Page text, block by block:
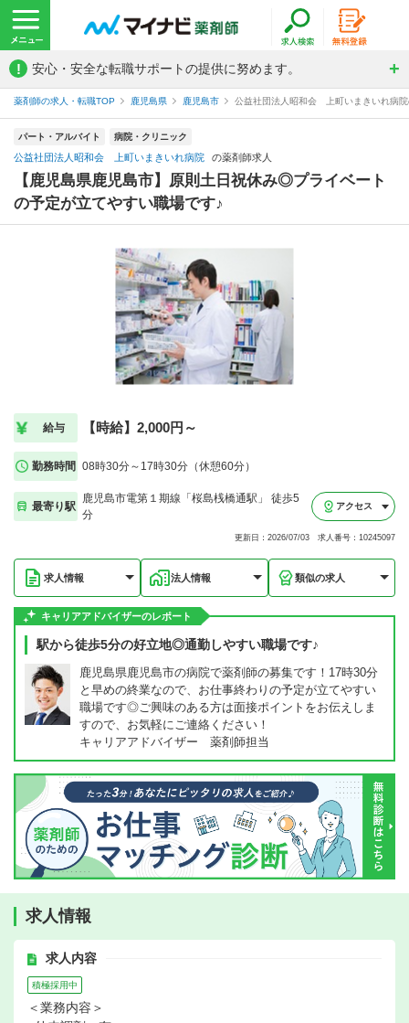
! 安心・安全な転職サポートの提供に努めます。
薬剤師の求人・転職TOP 鹿児島県 鹿児島市 公益社団法人昭和会 上町いまきいれ病院
パート・アルバイト 病院・クリニック
公益社団法人昭和会 上町いまきいれ病院 の薬剤師求人
【鹿児島県鹿児島市】原則土日祝休み◎プライベート
の予定が立てやすい職場です♪
給与 【時給】2,000円～
勤務時間 08時30分～17時30分（休憩60分）
最寄り駅
鹿児島市電第１期線「桜島桟橋通駅」 徒歩5
分
アクセス
更新日：2026/07/03 求人番号：10245097
求人情報 法人情報 類似の求人
キャリアアドバイザーのレポート
駅から徒歩5分の好立地◎通勤しやすい職場です♪
鹿児島県鹿児島市の病院で薬剤師の募集です！17時30分
と早めの終業なので、お仕事終わりの予定が立てやすい
職場です◎ご興味のある方は面接ポイントをお伝えしま
すので、お気軽にご連絡ください！
キャリアアドバイザー 薬剤師担当
求人情報
求人内容
積極採用中
＜業務内容＞